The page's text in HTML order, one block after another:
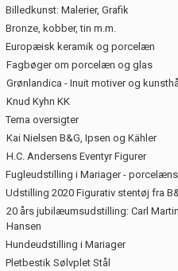
Billedkunst: Malerier, Grafik
Bronze, kobber, tin m.m.
Europæisk keramik og porcelæn
Fagbøger om porcelæn og glas
Grønlandica - Inuit motiver og
Knud Kyhn KK
Tema oversigter
Kai Nielsen B&G, Ipsen og Kähler
H.C. Andersens Eventyr Figurer
Fugleudstilling i Mariager -
Udstilling 2020 Figurativ stentøj fra
20 års jubilæumsudstilling: Carl Martin
Hansen
Hundeudstilling i Mariager
Pletbestik Sølvplet Stål